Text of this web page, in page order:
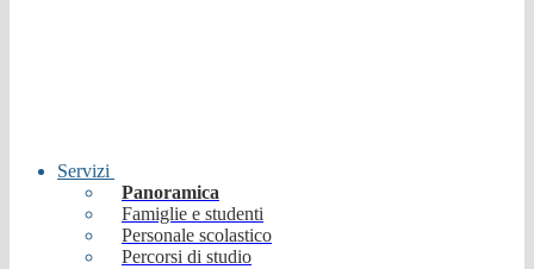
Servizi
Panoramica
Famiglie e studenti
Personale scolastico
Percorsi di studio